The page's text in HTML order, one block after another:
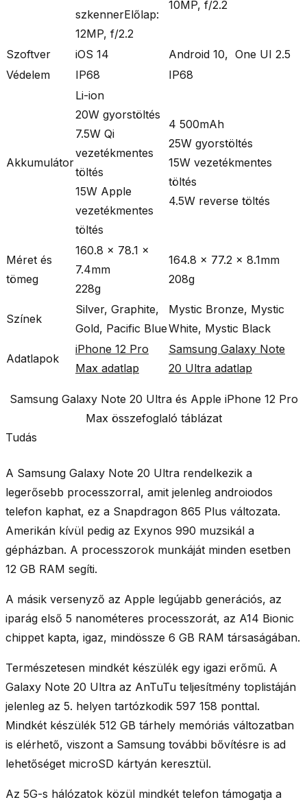
szkennerElőlap:
12MP, f/2.2
10MP, f/2.2
Szoftver iOS 14
Android 10, One UI 2.5
Védelem
IP68 IP68
Akkumulátor
Li-ion
20W gyorstöltés
7.5W Qi
vezetékmentes
töltés
15W Apple
vezetékmentes
töltés
4 500mAh
25W gyorstöltés
15W vezetékmentes
töltés
4.5W reverse töltés
Méret és
tömeg
160.8 × 78.1 ×
7.4mm
228g
164.8 × 77.2 × 8.1mm
208g
Színek
Silver, Graphite,
Gold, Pacific Blue
Mystic Bronze, Mystic
White, Mystic Black
Adatlapok
iPhone 12 Pro
Max adatlap
Samsung Galaxy Note
20 Ultra adatlap
Samsung Galaxy Note 20 Ultra és Apple iPhone 12 Pro
Max összefoglaló táblázat
Tudás
A Samsung Galaxy Note 20 Ultra rendelkezik a
legerősebb processzorral, amit jelenleg androiodos
telefon kaphat, ez a Snapdragon 865 Plus változata.
Amerikán kívül pedig az Exynos 990 muzsikál a
gépházban. A processzorok munkáját minden esetben
12 GB RAM segíti.
A másik versenyző az Apple legújabb generációs, az
iparág első 5 nanométeres processzorát, az A14 Bionic
chippet kapta, igaz, mindössze 6 GB RAM társaságában.
Természetesen mindkét készülék egy igazi erőmű. A
Galaxy Note 20 Ultra az AnTuTu teljesítmény toplistáján
jelenleg az 5. helyen tartózkodik 597 158 ponttal.
Mindkét készülék 512 GB tárhely memóriás változatban
is elérhető, viszont a Samsung további bővítésre is ad
lehetőséget microSD kártyán keresztül.
Az 5G-s hálózatok közül mindkét telefon támogatja a